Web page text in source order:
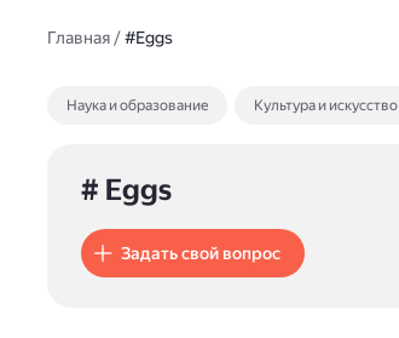
Главная/#Eggs
Наука и образование Культура и искусство
# Eggs
Задать свой вопрос